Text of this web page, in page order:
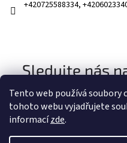
Tento web používá soubory
tohoto webu vyjadřujete
informacízde.
+420725588334,
Sledujte nás